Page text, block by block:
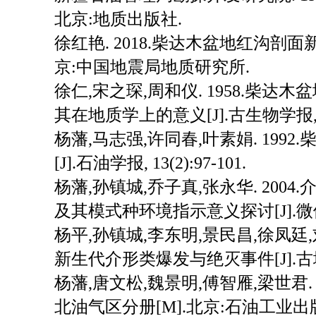
北京:地质出版社.
徐红艳. 2018.柴达木盆地红沟剖面
京:中国地震局地质研究所.
徐仁,宋之琛,周和仪. 1958.柴达木
其在地质学上的意义[J].古生物学报
杨藩,马志强,许同春,叶素娟. 1992.
[J].石油学报, 13(2):97-101.
杨藩,孙镇城,乔子真,张永华. 2004.
及其模式种环境指示意义探讨[J].
杨平,孙镇城,李东明,景民昌,徐凤廷
新生代介形类爆发与绝灭事件[J].
杨藩,唐文松,魏景明,傅智雁,梁世君
北油气区分册[M].北京:石油工业出